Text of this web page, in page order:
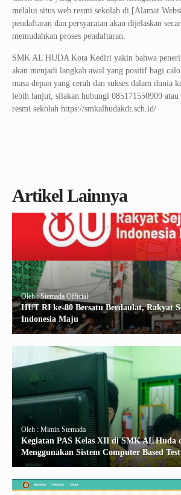
melalui situs web resmi sekolah di [Alamat
pendaftaran dan persyaratan akan dijelaskan
memudahkan proses pendaftaran.
SMK AL HUDA Kota Kediri yakin bahwa
akan menjadi langkah awal yang positif bagi
masa depan yang cerah dan sukses dalam dunia
lebih lanjut, silakan hubungi 085171550909
resmi sekolah https://smkalhudakdr.sch.id/
Artikel Lainnya
Oleh : Stemada Official
HUT RI ke-80 Bersatu Berdaulat, Rakyat
Indonesia Maju
Oleh : Mimin Stemada
Kegiatan PAS Kelas XII di SMK AL Huda
Menggunakan Sistem Computer Based